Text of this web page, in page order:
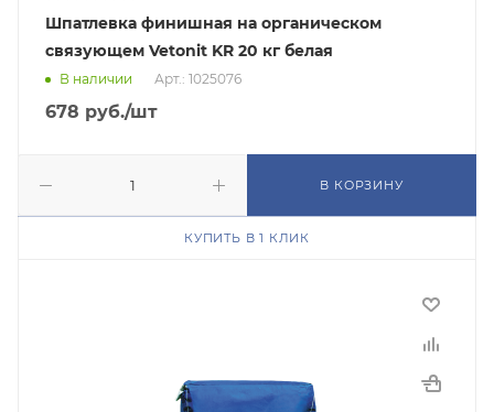
Шпатлевка финишная на органическом
связующем Vetonit KR 20 кг белая
В наличии Арт.: 1025076
678 руб./шт
В КОРЗИНУ
КУПИТЬ В 1 КЛИК